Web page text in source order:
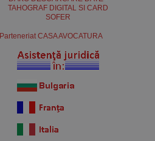
TAHOGRAF DIGITAL SI CARD
SOFER
Parteneriat CASA AVOCATURA